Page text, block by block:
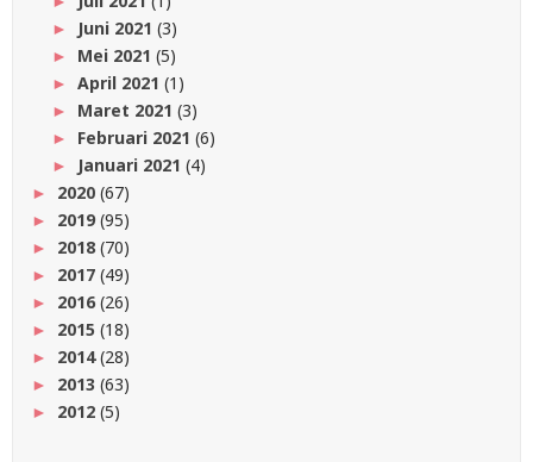
► Juni 2021 (3)
► Mei 2021 (5)
► April 2021 (1)
► Maret 2021 (3)
► Februari 2021 (6)
► Januari 2021 (4)
► 2020 (67)
► 2019(95)
► 2018 (70)
► 2017 (49)
► 2016(26)
► 2015 (18)
► 2014(28)
► 2013 (63)
► 2012 (5)